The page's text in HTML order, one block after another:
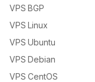
VPS BGP
VPS Linux
VPS Ubuntu
VPS Debian
VPS CentOS